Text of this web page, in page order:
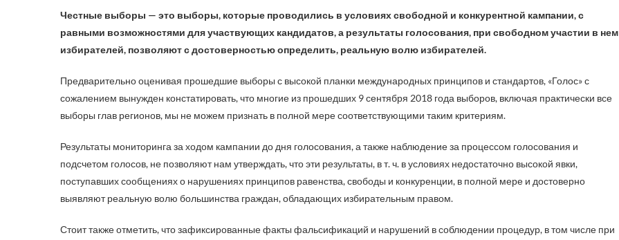
Честные выборы — это выборы, которые проводились в условиях свободной и конкурентной кампании, с
равными возможностями для участвующих кандидатов, а результаты голосования, при свободном участии в нем
избирателей, позволяют с достоверностью определить, реальную волю избирателей.
Предварительно оценивая прошедшие выборы с высокой планки международных принципов и стандартов, «Голос» с
сожалением вынужден констатировать, что многие из прошедших 9 сентября 2018 года выборов, включая практически все
выборы глав регионов, мы не можем признать в полной мере соответствующими таким критериям.
Результаты мониторинга за ходом кампании до дня голосования, а также наблюдение за процессом голосования и
подсчетом голосов, не позволяют нам утверждать, что эти результаты, в т. ч. в условиях недостаточно высокой явки,
поступавших сообщениях о нарушениях принципов равенства, свободы и конкуренции, в полной мере и достоверно
выявляют реальную волю большинства граждан, обладающих избирательным правом.
Стоит также отметить, что зафиксированные факты фальсификаций и нарушений в соблюдении процедур, в том числе при